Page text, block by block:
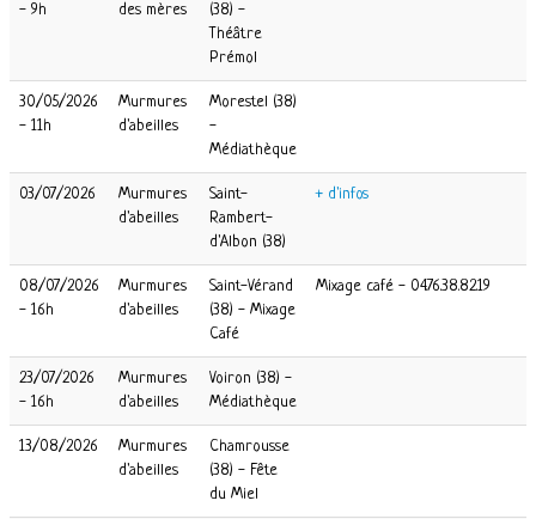
- 9h
des mères
(38) -
Théâtre
Prémol
30/05/2026
- 11h
Murmures
d'abeilles
Morestel (38)
-
Médiathèque
03/07/2026
Murmures
d'abeilles
Saint-
Rambert-
d'Albon (38)
+ d'infos
08/07/2026
- 16h
Murmures
d'abeilles
Saint-Vérand
(38) - Mixage
Café
Mixage café - 04.76.38.82.19
23/07/2026
- 16h
Murmures
d'abeilles
Voiron (38) -
Médiathèque
13/08/2026
Murmures
d'abeilles
Chamrousse
(38) - Fête
du Miel